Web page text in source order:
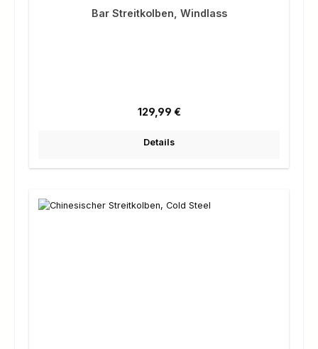
Bar Streitkolben, Windlass
Regulärer Preis:
129,99 €
Details